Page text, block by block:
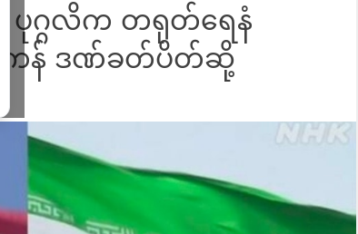
ဂ္ဂလိက တရုတ်ရေနံ
ကန် ဒဏ်ခတ်ပိတ်ဆို့